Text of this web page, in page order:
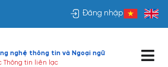
Đăng nhập
nghệ thông tin và Ngoại ngữ
Thông tin liên lạc